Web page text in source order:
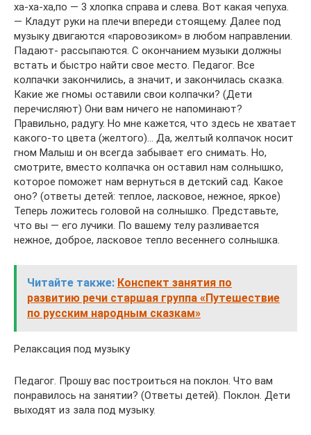
ха-ха-ха,по — 3 хлопка справа и слева. Вот какая чепуха.
— Кладут руки на плечи впереди стоящему. Далее под
музыку двигаются «паровозиком» в любом направлении.
Падают- рассыпаются. С окончанием музыки должны
встать и быстро найти свое место. Педагог. Все
колпачки закончились, а значит, и закончилась сказка.
Какие же гномы оставили свои колпачки? (Дети
перечисляют) Они вам ничего не напоминают?
Правильно, радугу. Но мне кажется, что здесь не хватает
какого-то цвета (желтого)… Да, желтый колпачок носит
гном Малыш и он всегда забывает его снимать. Но,
смотрите, вместо колпачка он оставил нам солнышко,
которое поможет нам вернуться в детский сад. Какое
оно? (ответы детей: теплое, ласковое, нежное, яркое)
Теперь ложитесь головой на солнышко. Представьте,
что вы — его лучики. По вашему телу разливается
нежное, доброе, ласковое тепло весеннего солнышка.
Читайте также: Конспект занятия по
развитию речи старшая группа «Путешествие
по русским народным сказкам»
Релаксация под музыку
Педагог. Прошу вас построиться на поклон. Что вам
понравилось на занятии? (Ответы детей). Поклон. Дети
выходят из зала под музыку.